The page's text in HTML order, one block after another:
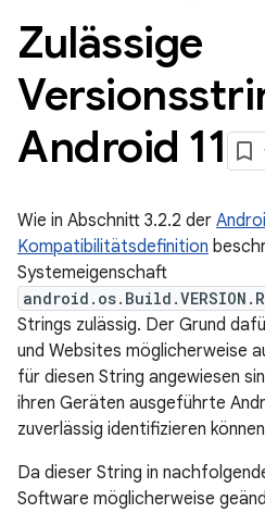
Zulässige
Android 11
Wie in Abschnitt 3.2.2 der
Kompatibilitätsdefinition
Systemeigenschaft
Strings zulässig. Der Grund
und Websites möglicherweise
für diesen String angewiesen
ihren Geräten ausgeführte
zuverlässig identifizieren
Da dieser String in
Software möglicherweise